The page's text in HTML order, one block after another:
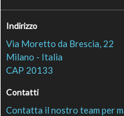
Indirizzo
Via Moretto da Brescia, 22
Milano - Italia
CAP 20133
Contatti
Contatta il nostro team per